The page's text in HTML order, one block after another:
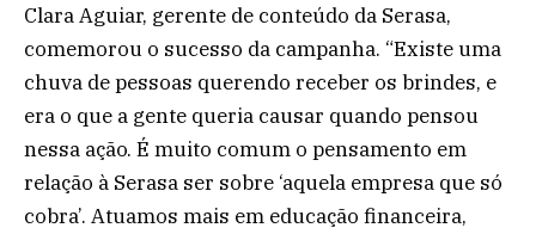
Clara Aguiar, gerente de conteúdo da Serasa,
comemorou o sucesso da campanha. “Existe uma
chuva de pessoas querendo receber os brindes, e
era o que a gente queria causar quando pensou
nessa ação. É muito comum o pensamento em
relação à Serasa ser sobre ‘aquela empresa que só
cobra’. Atuamos mais em educação financeira,